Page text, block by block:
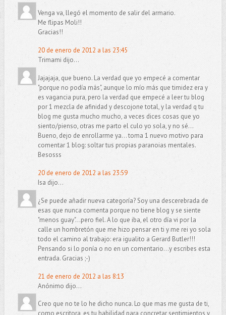
Venga va, llegó el momento de salir del armario.
Me flipas Moli!!
Gracias!!
20 de enero de 2012 a las 23:45
Trimami dijo...
Jajajaja, que bueno. La verdad que yo empecé a comentar
"porque no podía más", aunque lo mío más que timidez era y
es vagancia pura, pero la verdad que empecé a leer tu blog
por 1 mezcla de afinidad y descojone total, y la verdad q tu
blog me gusta mucho mucho, a veces dices cosas que yo
siento/pienso, otras me parto el culo yo sola, y no sé...
Bueno, dejo de enrollarme ya... toma 1 nuevo motivo para
comentar 1 blog: soltar tus propias paranoias mentales.
Besosss
20 de enero de 2012 a las 23:59
Isa dijo...
¿Se puede añadir nueva categoría? Soy una descerebrada de
esas que nunca comenta porque no tiene blog y se siente
"menos guay"...pero fiel. A lo que iba, el otro día vi por la
calle un hombretón que me hizo pensar en ti y me rei yo sola
todo el camino al trabajo: era igualito a Gerard Butler!!!
Pensando si lo ponía o no en un comentario...y escribes esta
entrada. Gracias ;-)
21 de enero de 2012 a las 8:13
Anónimo dijo...
Creo que no te lo he dicho nunca. Lo que mas me gusta de ti,